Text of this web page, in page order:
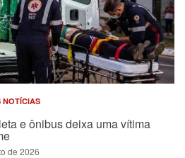
NOTÍCIAS
e ônibus deixa uma vítima
de 2026